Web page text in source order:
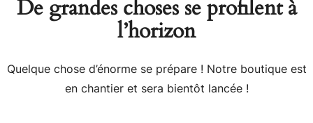
De grandes choses se profilent à
l’horizon
Quelque chose d’énorme se prépare ! Notre boutique est
en chantier et sera bientôt lancée !